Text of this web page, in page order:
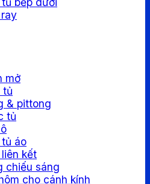
mở
tủ
& pittong
tủ
tủ áo
liên kết
chiếu sáng
cho cánh kính